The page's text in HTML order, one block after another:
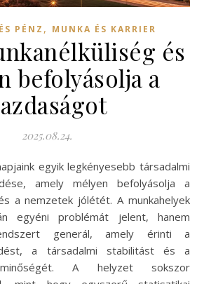
PÉNZ , MUNKA ÉS KARRIER
és
befolyásolja a
2025.08.24.
amely mélyen befolyásolja a
a nemzetek jólétét. A munkahelyek
egyéni problémát jelent, hanem
generál, amely érinti a
a társadalmi stabilitást és a
A helyzet sokszor